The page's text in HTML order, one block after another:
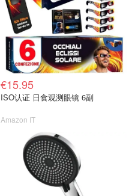
€15.95
ISO认证 日食观测眼镜 6副
Amazon IT